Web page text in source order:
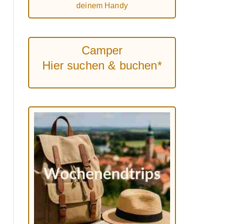
deinem Handy
Camper
Hier suchen & buchen*